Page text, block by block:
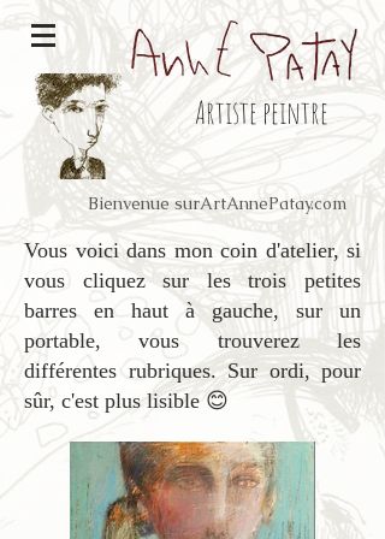
Artiste peintre
Bienvenue surArtAnnePatay.com
Vous voici dans mon coin d'atelier, si
vous cliquez sur les trois petites
barres en haut à gauche, sur un
portable, vous trouverez les
différentes rubriques. Sur ordi, pour
sûr, c'est plus lisible 😊